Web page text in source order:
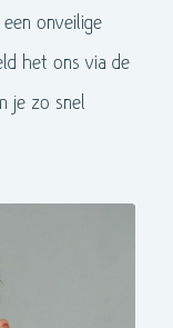
onveilige
het ons via de
je zo snel